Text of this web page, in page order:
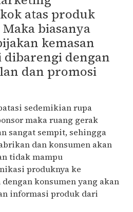
atas produk
biasanya
kemasan
dengan
dan promosi
sedemikian rupa
maka ruang gerak
sangat sempit, sehingga
dan konsumen akan
tidak mampu
produknya ke
konsumen yang akan
informasi produk dari